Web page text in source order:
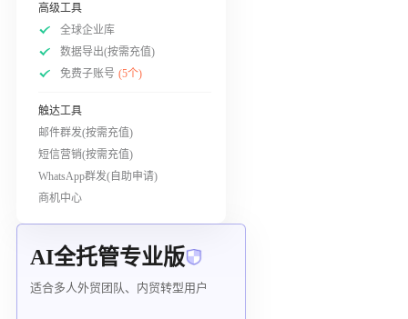
高级工具
全球企业库
数据导出(按需充值)
免费子账号 (5个)
触达工具
邮件群发(按需充值)
短信营销(按需充值)
WhatsApp群发(自助申请)
商机中心
AI全托管专业版
适合多人外贸团队、内贸转型用户